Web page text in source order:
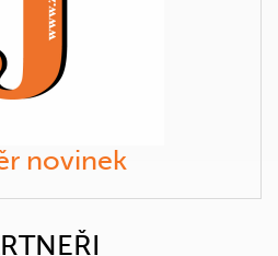
novinek